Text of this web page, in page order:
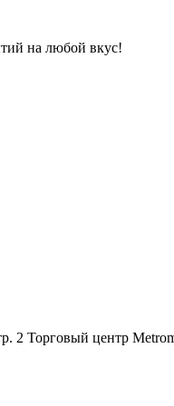
на любой вкус!
2 Торговый центр